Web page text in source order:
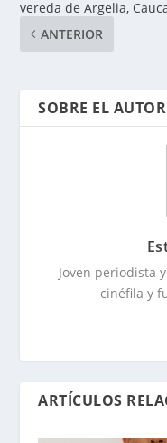
vereda de Argelia,
ANTERIOR
SOBRE EL AUTOR
Joven periodista
cinéfila y
ARTÍCULOS